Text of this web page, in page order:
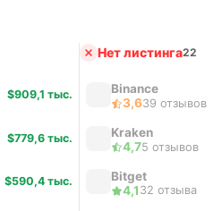
$909,1 тыс.
$779,6 тыс.
$590,4 тыс.
Нет листинга22
Binance
3,639 отзывов
Kraken
4,75 отзывов
Bitget
4,1 32 отзыва